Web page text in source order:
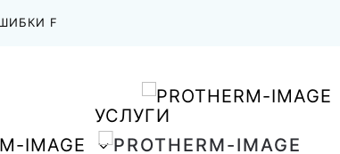
F
УСЛУГИ